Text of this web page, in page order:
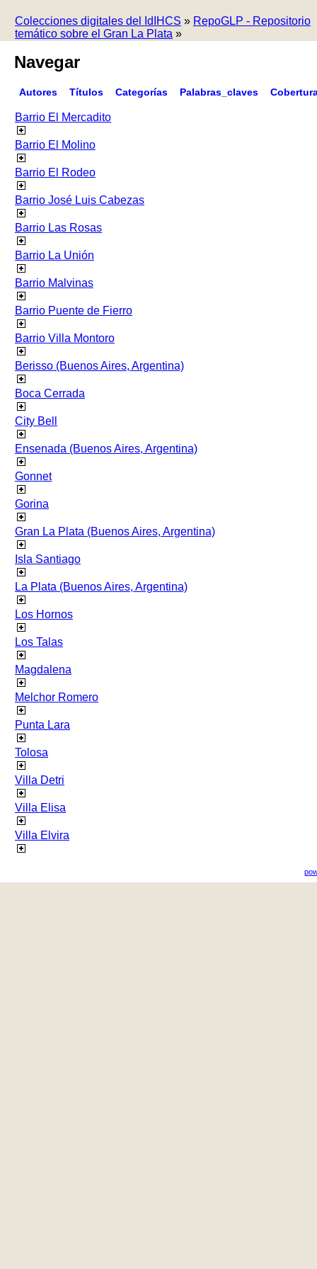
Colecciones digitales del IdIHCS » RepoGLP - Repositorio
temático sobre el Gran La Plata »
Navegar
Autores Títulos Categorías Palabras_claves
Barrio El Mercadito
Barrio El Molino
Barrio El Rodeo
Barrio José Luis Cabezas
Barrio Las Rosas
Barrio La Unión
Barrio Malvinas
Barrio Puente de Fierro
Barrio Villa Montoro
Berisso (Buenos Aires, Argentina)
Boca Cerrada
City Bell
Ensenada (Buenos Aires, Argentina)
Gonnet
Gorina
Gran La Plata (Buenos Aires, Argentina)
Isla Santiago
La Plata (Buenos Aires, Argentina)
Los Hornos
Los Talas
Magdalena
Melchor Romero
Punta Lara
Tolosa
Villa Detri
Villa Elisa
Villa Elvira